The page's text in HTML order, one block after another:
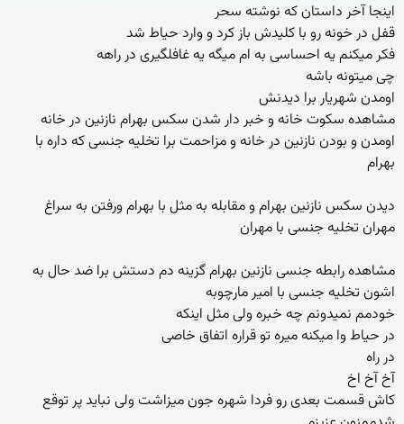
اینجا آخر داستان که نوشته سحر
قفل در خونه رو با کلیدش باز کرد و وارد حیاط شد
فکر میکنم یه احساسی به ام میگه یه غافلگیری در راهه
چی میتونه باشه
اومدن شهریار برا دیدنش
مشاهده سکوت خانه و خبر دار شدن سکس بهرام نازنین در خانه
اومدن و بودن نازنین در خانه و مزاحمت برا تخلیه جنسی که داره با
بهرام
دیدن سکس نازنین بهرام و مقابله به مثل با بهرام ورفتن به سراغ
مهران تخلیه جنسی با مهران
مشاهده رابطه جنسی نازنین بهرام گزینه دم دستش برا ضد حال به
اشون تخلیه جنسی با امیر مارچوبه
خودمم نمیدونم چه خبره ولی مثل اینکه
در حیاط وا میکنه میره تو قراره اتفاق خاصی
در راه
آخ آخ اخ
کاش قسمت بعدی رو فردا شهره جون میزاشت ولی نباید پر توقع